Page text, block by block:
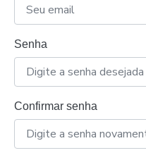
Senha
Confirmar senha